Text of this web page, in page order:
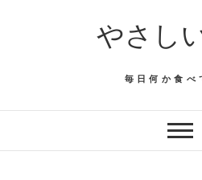
やさし
毎日何か食べ